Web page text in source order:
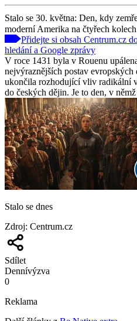
Stalo se 30. května: Den, kdy
moderní Amerika na čtyřech kolech
Přidejte si obsah Centrum.cz
hledání a Google zprávy
V roce 1431 byla v Rouenu
nejvýraznějších postav
ukončila rozhodující vliv radikální
do českých dějin. Je to den, v
Stalo se dnes
Zdroj: Centrum.cz
Sdílet
Dennívýzva
0
Reklama